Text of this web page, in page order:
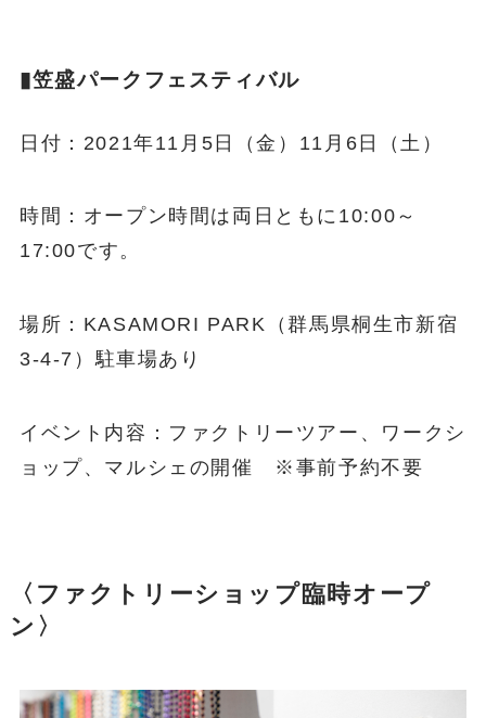
▮笠盛パークフェスティバル
日付：2021年11月5日（金）11月6日（土）
時間：オープン時間は両日ともに10:00～
17:00です。
場所：KASAMORI PARK（群馬県桐生市新宿
3-4-7）駐車場あり
イベント内容：ファクトリーツアー、ワークシ
ョップ、マルシェの開催 ※事前予約不要
〈ファクトリーショップ臨時オープ
ン〉